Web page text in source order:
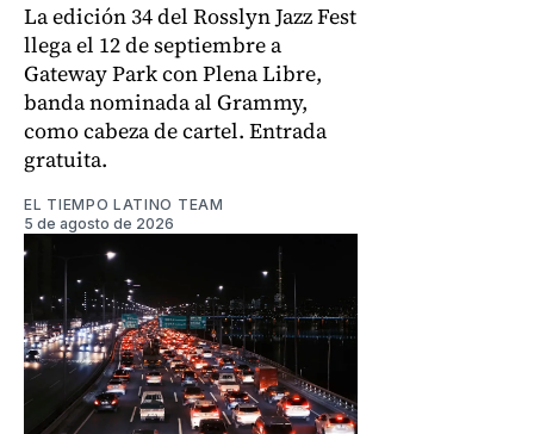
La edición 34 del Rosslyn Jazz Fest
llega el 12 de septiembre a
Gateway Park con Plena Libre,
banda nominada al Grammy,
como cabeza de cartel. Entrada
gratuita.
EL TIEMPO LATINO TEAM
5 de agosto de 2026